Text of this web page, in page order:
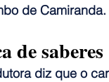
de
de saberes
diz que o